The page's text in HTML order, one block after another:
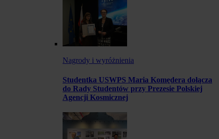
Nagrody i wyróżnienia
Studentka USWPS Maria Komędera dołącza
do Rady Studentów przy Prezesie Polskiej
Agencji Kosmicznej